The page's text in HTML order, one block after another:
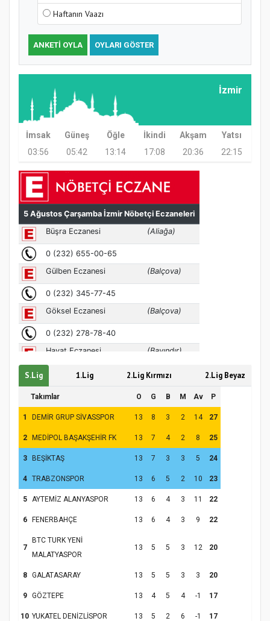
Haftanın Vaazı
ANKETI OYLA OYLARI GÖSTER
İzmir
İmsak Güneş Öğle İkindi Akşam
Yatsı
03:56
05:42 13:14 17:08 20:36 22:15
S.Lig 1.Lig 2.Lig Kırmızı 2.Lig Beyaz
Takımlar O G B M Av P
1 DEMİR GRUP SİVASSPOR 13 8 3 2 14 27
2 MEDİPOL BAŞAKŞEHİR FK 13 7 4 2 8 25
3 BEŞİKTAŞ 13 7 3 3 5 24
4 TRABZONSPOR 13 6 5 2 10 23
5 AYTEMİZ ALANYASPOR 13 6 4 3 11 22
6 FENERBAHÇE 13 6 4 3 9 22
7
BTC TURK YENİ
MALATYASPOR
13 5 5 3 12 20
8 GALATASARAY 13 5 5 3 3 20
9 GÖZTEPE 13 4 5 4 -1 17
10 YUKATEL DENİZLİSPOR 13 5 2 6 -1 17